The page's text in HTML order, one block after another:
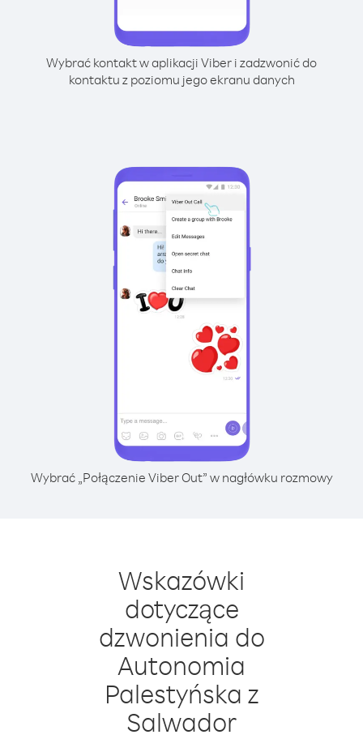
Wybrać kontakt w aplikacji Viber i zadzwonić do
kontaktu z poziomu jego ekranu danych
Wybrać „Połączenie Viber Out” w nagłówku rozmowy
Wskazówki
dotyczące
dzwonienia do
Autonomia
Palestyńska z
Salwador